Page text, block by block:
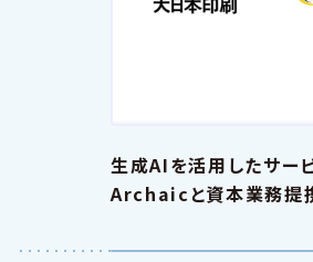
生成AIを活用したサー
Archaicと資本業務提